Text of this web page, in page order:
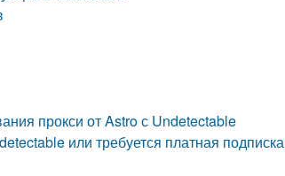
прокси от Astro с Undetectable
или требуется платная подписка